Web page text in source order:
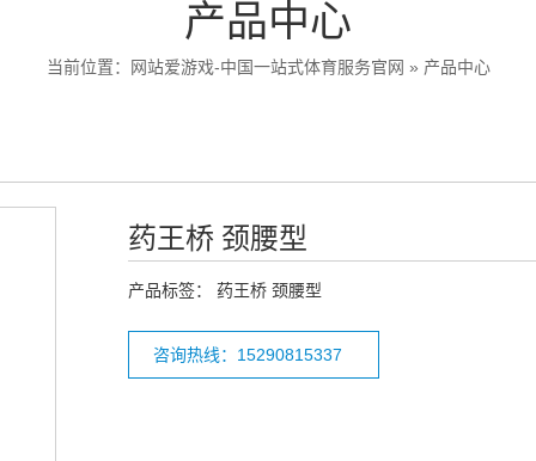
产品中心
当前位置： 网站爱游戏-中国一站式体育服务官网 » 产品中心
药王桥 颈腰型
产品标签： 药王桥 颈腰型
咨询热线：15290815337